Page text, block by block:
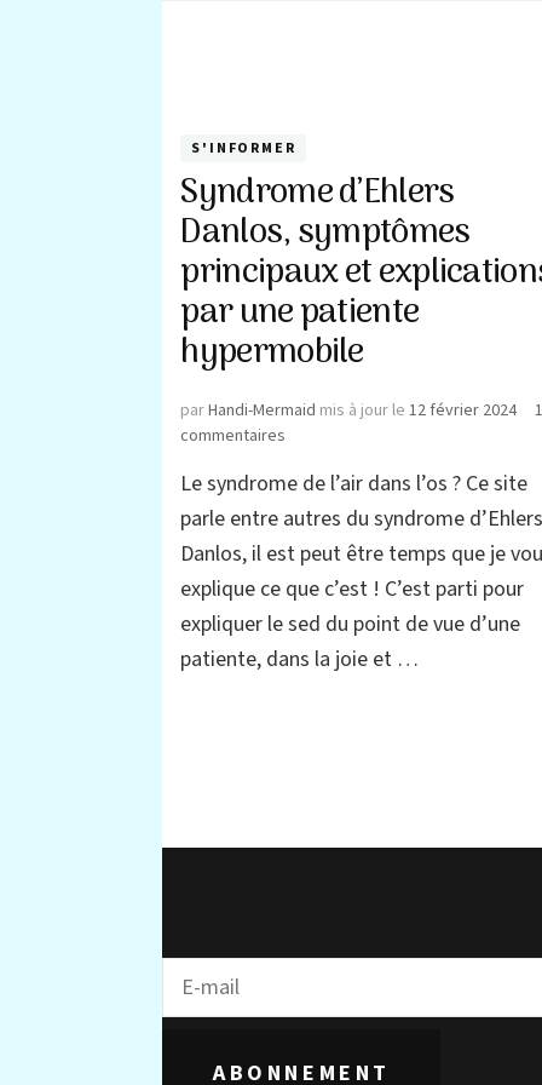
S'INFORMER
Syndrome d’Ehlers
Danlos, symptômes
principaux et
par une patiente
hypermobile
parHandi-Mermaid mis à jour le12 février 2024
commentaires
d’Ehlers
Danlos,
principaux
et
explications
par
une
Le syndrome de l’air dans l’os ? Ce site
parle entre autres du syndrome d’Ehlers
Danlos, il est peut être temps que je
explique ce que c’est ! C’est parti pour
expliquer le sed du point de vue d’une
patiente, dans la joie et …
ABONNEMENT